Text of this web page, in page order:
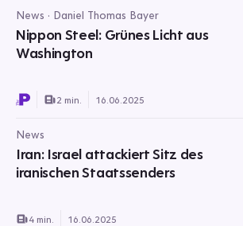
News · Daniel Thomas Bayer
Nippon Steel: Grünes Licht aus
Washington
2 min. 16.06.2025
News
Iran: Israel attackiert Sitz des
iranischen Staatssenders
4 min. 16.06.2025